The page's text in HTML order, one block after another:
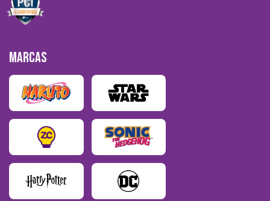
MARCAS